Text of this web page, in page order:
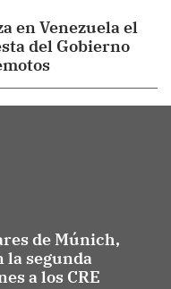
en Venezuela el
del Gobierno
de Múnich,
la segunda
a los CRE